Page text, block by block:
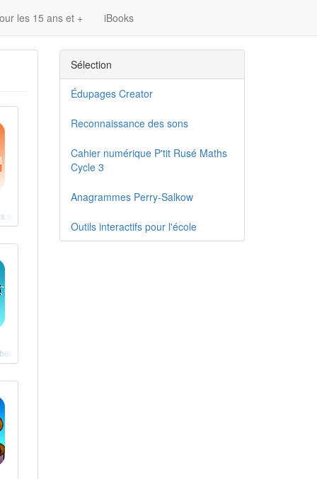
les 15 ans et + iBooks
Sélection
Édupages Creator
Reconnaissance des sons
Cahier numérique P'tit Rusé Maths
Cycle 3
Anagrammes Perry-Salkow
Outils interactifs pour l'école